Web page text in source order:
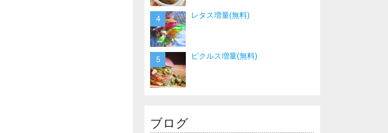
レタス増量(無料)
ピクルス増量(無料)
ブログ